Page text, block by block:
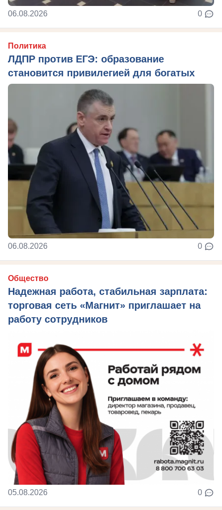
06.08.2026 0
Политика
ЛДПР против ЕГЭ: образование
становится привилегией для богатых
06.08.2026 0
Общество
Надежная работа, стабильная зарплата:
торговая сеть «Магнит» приглашает на
работу сотрудников
05.08.2026 0